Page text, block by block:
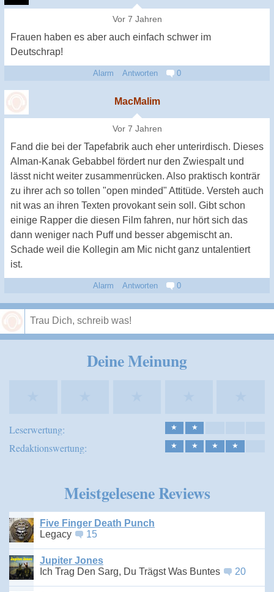
Vor 7 Jahren
Frauen haben es aber auch einfach schwer im
Deutschrap!
Alarm Antworten 0
MacMalim
Vor 7 Jahren
Fand die bei der Tapefabrik auch eher unterirdisch. Dieses
Alman-Kanak Gebabbel fördert nur den Zwiespalt und
lässt nicht weiter zusammenrücken. Also praktisch konträr
zu ihrer ach so tollen "open minded" Attitüde. Versteh auch
nit was an ihren Texten provokant sein soll. Gibt schon
einige Rapper die diesen Film fahren, nur hört sich das
dann weniger nach Puff und besser abgemischt an.
Schade weil die Kollegin am Mic nicht ganz untalentiert
ist.
Alarm Antworten 0
Deine Meinung
Leserwertung: ★ ★
Redaktionswertung: ★ ★ ★ ★
Meistgelesene Reviews
Five Finger Death Punch
Legacy
15
Jupiter Jones
Ich Trag Den Sarg, Du Trägst Was Buntes
20